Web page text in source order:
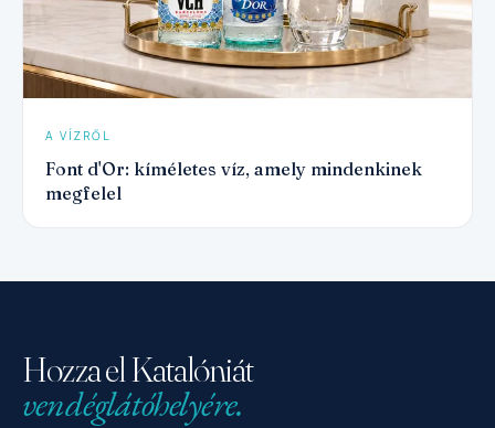
A VÍZRŐL
Font d'Or: kíméletes víz, amely mindenkinek
megfelel
Hozza el Katalóniát
vendéglátóhelyére.